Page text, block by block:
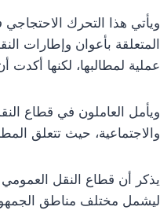
ويأتي هذا التحرك
المتعلقة بأعوان وإطارات
عملية لمطالبها، لكنها
ويأمل العاملون في قطاع
والاجتماعية، حيث تتعلق
يذكر أن قطاع النقل
ليشمل مختلف مناطق